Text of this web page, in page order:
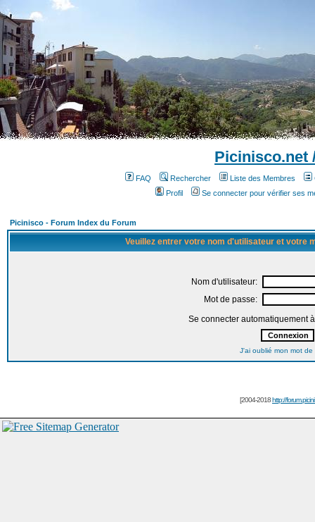
Picinisco.net
FAQ Rechercher Liste des Membres
Profil
Se connecter pour vérifier ses
Picinisco - Forum Index du Forum
Veuillez entrer votre nom d'utilisateur et votre
Nom d'utilisateur:
Mot de passe:
Se connecter automatiquement
J'ai oublié mon mot de
[2004-2018http://